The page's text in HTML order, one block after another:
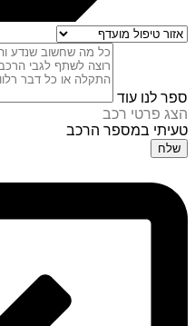
ספר לנו עוד
הצג פרטי רכב
טעיתי במספר הרכב
שלח